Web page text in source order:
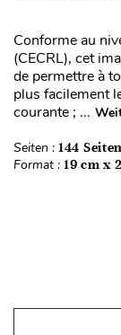
Conforme au
(CECRL), cet
de permettre à
plus facilement
courante ; ...
Seiten : 144 Seiten
Format : 19 cm x